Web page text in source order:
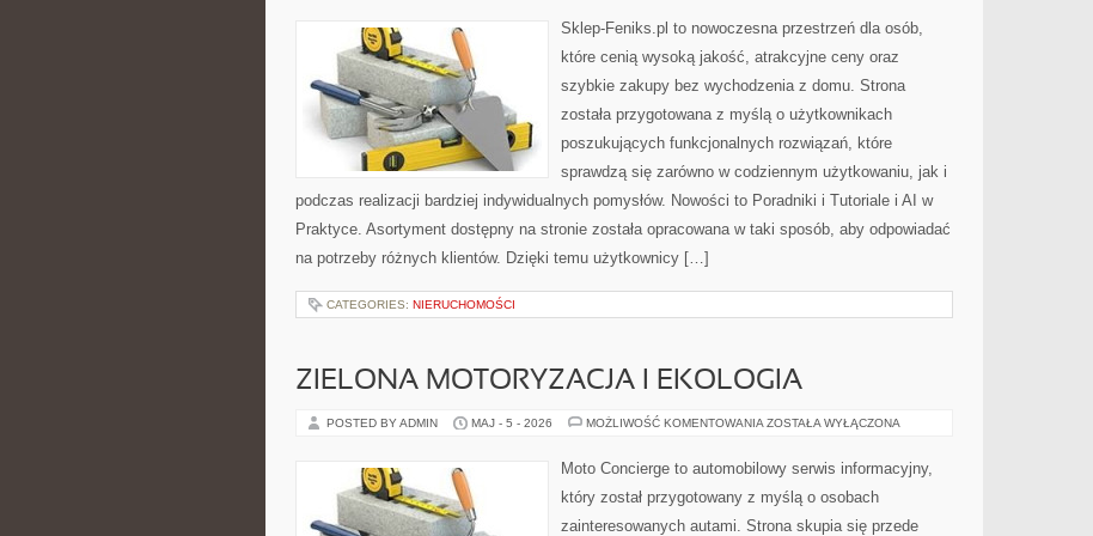
Sklep-Feniks.pl to nowoczesna przestrzeń dla osób,
które cenią wysoką jakość, atrakcyjne ceny oraz
szybkie zakupy bez wychodzenia z domu. Strona
została przygotowana z myślą o użytkownikach
poszukujących funkcjonalnych rozwiązań, które
sprawdzą się zarówno w codziennym użytkowaniu, jak i
podczas realizacji bardziej indywidualnych pomysłów. Nowości to Poradniki i Tutoriale i AI w
Praktyce. Asortyment dostępny na stronie została opracowana w taki sposób, aby odpowiadać
na potrzeby różnych klientów. Dzięki temu użytkownicy […]
CATEGORIES: NIERUCHOMOŚCI
ZIELONA MOTORYZACJA I EKOLOGIA
POSTED BY ADMIN MAJ - 5 - 2026 MOŻLIWOŚĆ KOMENTOWANIA ZIELONA
EKOLOGIA
ZOSTAŁA WYŁĄCZONA
Moto Concierge to automobilowy serwis informacyjny,
który został przygotowany z myślą o osobach
zainteresowanych autami. Strona skupia się przede